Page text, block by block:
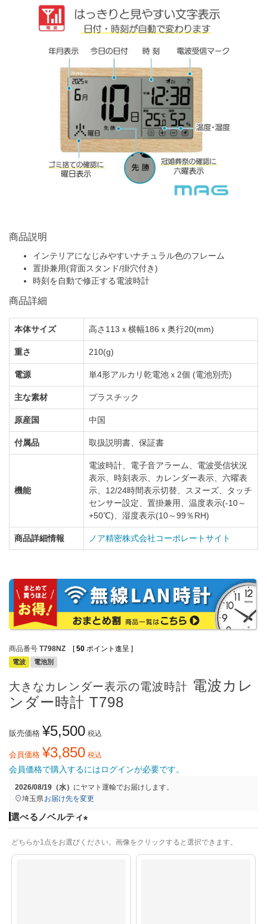
商品説明
インテリアになじみやすいナチュラル色のフレーム
置掛兼用(背面スタンド/掛穴付き)
時刻を自動で修正する電波時計
商品詳細
本体サイズ 高さ113ｘ横幅186ｘ奥行20(mm)
重さ 210(g)
電源 単4形アルカリ乾電池ｘ2個 (電池別売)
主な素材 プラスチック
原産国 中国
付属品 取扱説明書、保証書
機能
電波時計、電子音アラーム、電波受信状況
表示、時刻表示、カレンダー表示、六曜表
示、12/24時間表示切替、スヌーズ、タッチ
センサー設定、置掛兼用、温度表示(-10～
+50℃)、湿度表示(10～99％RH)
商品詳細情報 ノア精密株式会社コーポレートサイト
商品番号 T798NZ [ 50 ポイント進呈 ]
電波 電池別
大きなカレンダー表示の電波時計 電波カレ
ンダー時計 T798
販売価格 ¥5,500 税込
会員価格 ¥3,850 税込
会員価格で購入するにはログインが必要です。
2026/08/19（水） にヤマト運輸でお届けします。
埼玉県 お届け先を変更
選べるノベルティ
必
どちらか1点をお選びください。画像をクリックすると選択できます。